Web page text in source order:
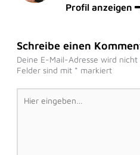
Profil anzeigen
Schreibe einen
Deine E-Mail-Adresse wird
Felder sind mit * markiert
Hier
eingeben…